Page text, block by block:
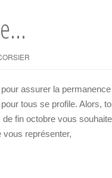
assurer la
tous se profile. Alors,
fin octobre vous
représenter,